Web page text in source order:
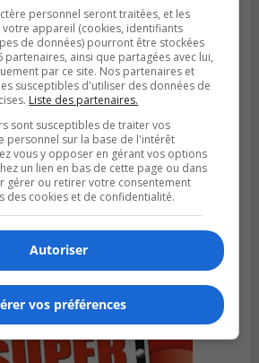
05h39
camping du lac Cristal était
personnel seront traitées, et les
appareil (cookies, identifiants
de données) pourront être stockées
partenaires, ainsi que partagées avec lui,
par ce site. Nos partenaires et
susceptibles d'utiliser des données de
Liste des partenaires.
sont susceptibles de traiter vos
personnel sur la base de l'intérêt
vous y opposer en gérant vos options
un lien en bas de cette page ou dans
gérer ou retirer votre consentement
des cookies et de confidentialité.
Autoriser
vos préférences